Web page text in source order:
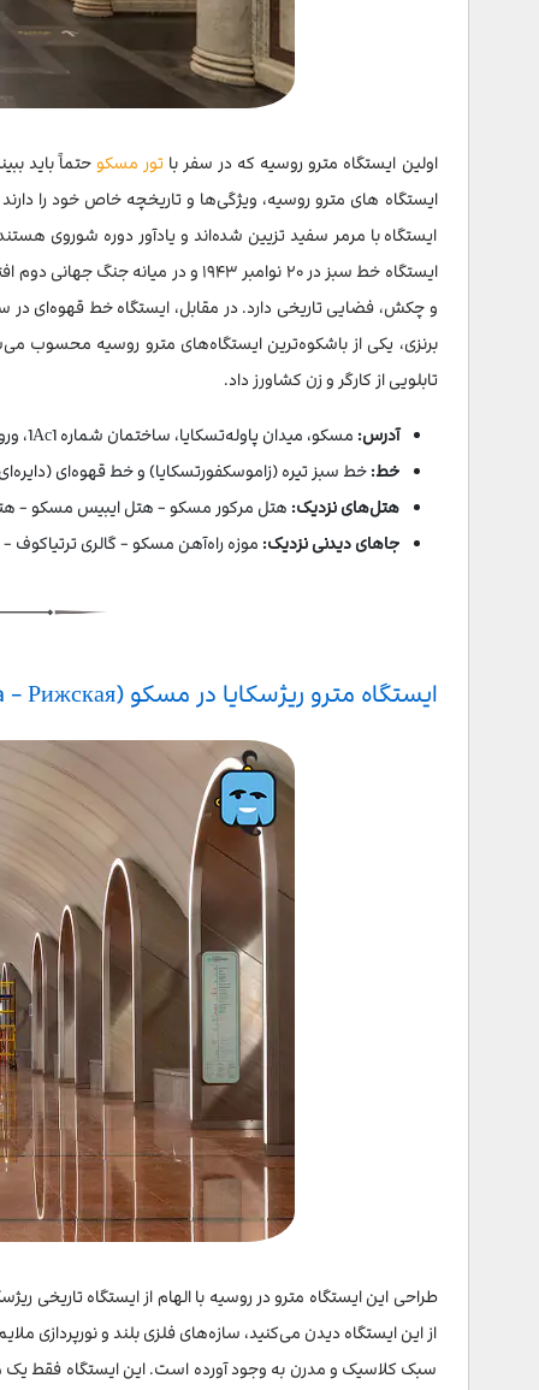
اولین ایستگاه مترو روسیه که در سفر با تور مسکوحتماً باید
ایستگاه های مترو روسیه، ویژگی‌ها و تاریخچه‌ خاص خود را
ایستگاه با مرمر سفید تزیین شده‌اند و یادآور دوره شوروی
ایستگاه خط سبز در ۲۰ نوامبر ۱۹۴۳
برنزی، یکی از باشکوه‌ترین ایستگاه‌های مترو روسیه محسوب
تابلویی از کارگر و زن کشاورز داد.
آدرس: مسکو، میدان پاوله‌تسکایا، ساختمان شماره 1Ас1، ورودی شماره ۳
خط:خط سبز تیره (زاموسکفورتسکایا) و خط قهوه‌ای
هتل‌های نزدیک: هتل مرکور مسکو - هتل ایبیس مسکو -
جاهای دیدنی نزدیک: موزه راه‌آهن مسکو - گالری ترتیاکوف -
ایستگاه مترو ریژسکایا در مسکو (Rizhskaya - Рижская)
طراحی این ایستگاه مترو در روسیه با الهام از ایستگاه
از این ایستگاه دیدن می‌کنید، سازه‌های فلزی بلند و نورپردازی
سبک کلاسیک و مدرن به وجود آورده است. این ایستگاه فقط